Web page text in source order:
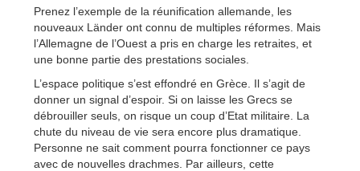
Prenez l’exemple de la réunification allemande, les
nouveaux Länder ont connu de multiples réformes. Mais
l’Allemagne de l’Ouest a pris en charge les retraites, et
une bonne partie des prestations sociales.
L’espace politique s’est effondré en Grèce. Il s’agit de
donner un signal d’espoir. Si on laisse les Grecs se
débrouiller seuls, on risque un coup d’Etat militaire. La
chute du niveau de vie sera encore plus dramatique.
Personne ne sait comment pourra fonctionner ce pays
avec de nouvelles drachmes. Par ailleurs, cette